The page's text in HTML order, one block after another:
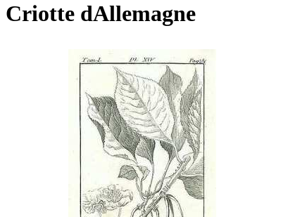
Criotte dAllemagne